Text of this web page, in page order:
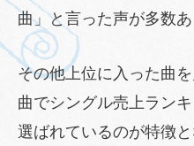
曲」と言った声が多数あ
その他上位に入った曲
曲でシングル売上ラン
選ばれているのが特徴と